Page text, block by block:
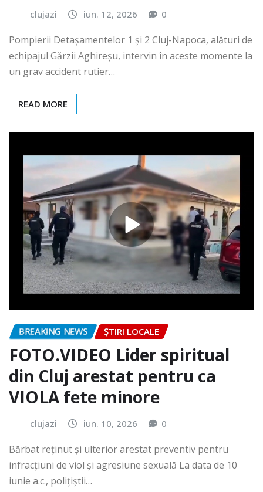
clujazi iun. 12, 2026 0
Pompierii Detașamentelor 1 și 2 Cluj-Napoca, alături de
echipajul Gărzii Aghireșu, intervin în aceste momente la
un grav accident rutier…
READ MORE
BREAKING NEWS ȘTIRI LOCALE
FOTO.VIDEO Lider spiritual
din Cluj arestat pentru ca
VIOLA fete minore
clujazi iun. 10, 2026 0
Bărbat reținut și ulterior arestat preventiv pentru
infracțiuni de viol și agresiune sexuală La data de 10
iunie a.c., polițiștii…